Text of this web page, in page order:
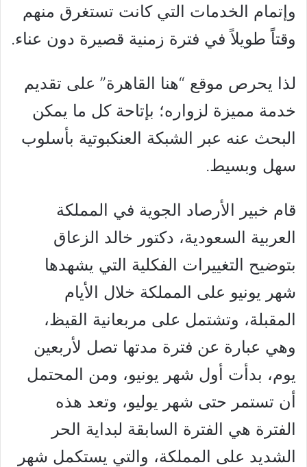
وإتمام الخدمات التي كانت تستغرق منهم
وقتاً طويلاً في فترة زمنية قصيرة دون عناء.
لذا يحرص موقع “هنا القاهرة” على تقديم
خدمة مميزة لزواره؛ بإتاحة كل ما يمكن
البحث عنه عبر الشبكة العنكبوتية بأسلوب
سهل وبسيط.
قام خبير الأرصاد الجوية في المملكة
العربية السعودية، دكتور خالد الزعاق
بتوضيح التغييرات الفكلية التي يشهدها
شهر يونيو على المملكة خلال الأيام
المقبلة، وتشتمل على مربعانية القيظ،
وهي عبارة عن فترة مدتها تصل لأربعين
يوم، بدأت أول شهر يونيو، ومن المحتمل
أن تستمر حتى شهر يوليو، وتعد هذه
الفترة هي الفترة السابقة لبداية الحر
الشديد على المملكة، والتي يستكمل شهر